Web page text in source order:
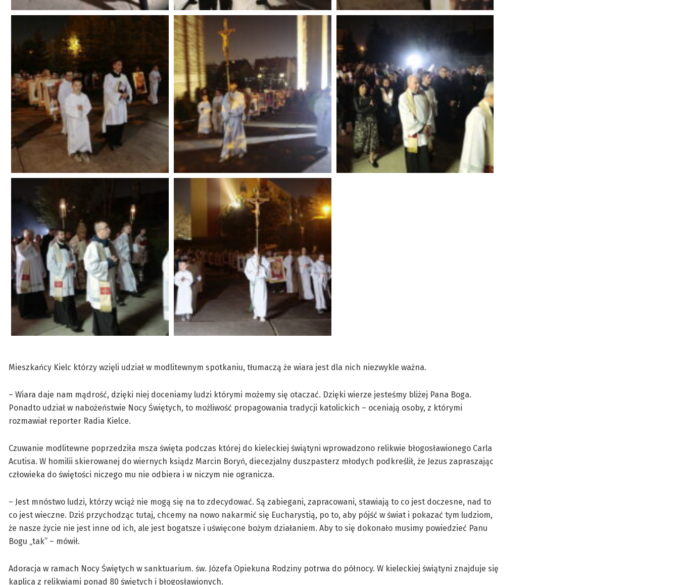
Mieszkańcy Kielc którzy wzięli udział w modlitewnym spotkaniu, tłumaczą że wiara jest dla nich niezwykle ważna.
– Wiara daje nam mądrość, dzięki niej doceniamy ludzi którymi możemy się otaczać. Dzięki wierze jesteśmy bliżej Pana Boga.
Ponadto udział w nabożeństwie Nocy Świętych, to możliwość propagowania tradycji katolickich – oceniają osoby, z którymi
rozmawiał reporter Radia Kielce.
Czuwanie modlitewne poprzedziła msza święta podczas której do kieleckiej świątyni wprowadzono relikwie błogosławionego Carla
Acutisa. W homilii skierowanej do wiernych ksiądz Marcin Boryń, diecezjalny duszpasterz młodych podkreślił, że Jezus zapraszając
człowieka do świętości niczego mu nie odbiera i w niczym nie ogranicza.
– Jest mnóstwo ludzi, którzy wciąż nie mogą się na to zdecydować. Są zabiegani, zapracowani, stawiają to co jest doczesne, nad to
co jest wieczne. Dziś przychodząc tutaj, chcemy na nowo nakarmić się Eucharystią, po to, aby pójść w świat i pokazać tym ludziom,
że nasze życie nie jest inne od ich, ale jest bogatsze i uświęcone bożym działaniem. Aby to się dokonało musimy powiedzieć Panu
Bogu „tak” – mówił.
Adoracja w ramach Nocy Świętych w sanktuarium. św. Józefa Opiekuna Rodziny potrwa do północy. W kieleckiej świątyni znajduje się
kaplica z relikwiami ponad 80 świętych i błogosławionych.